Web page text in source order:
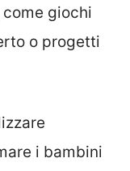
giochi
o progetti
i bambini